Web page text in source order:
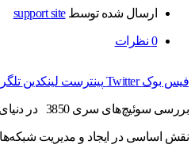
ارسال شده توسطsupport site
0 نظرات
فیس بوک Twitter پینترست لینکدین
بررسی
نقش اساسی در ایجاد و مدیریت